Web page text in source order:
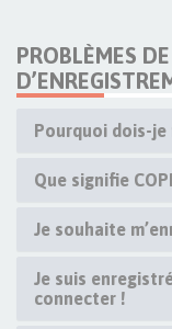
PROBLÈMES
Pourquoi dois-je
Que signifie
Je souhaite
Je suis
connecter !